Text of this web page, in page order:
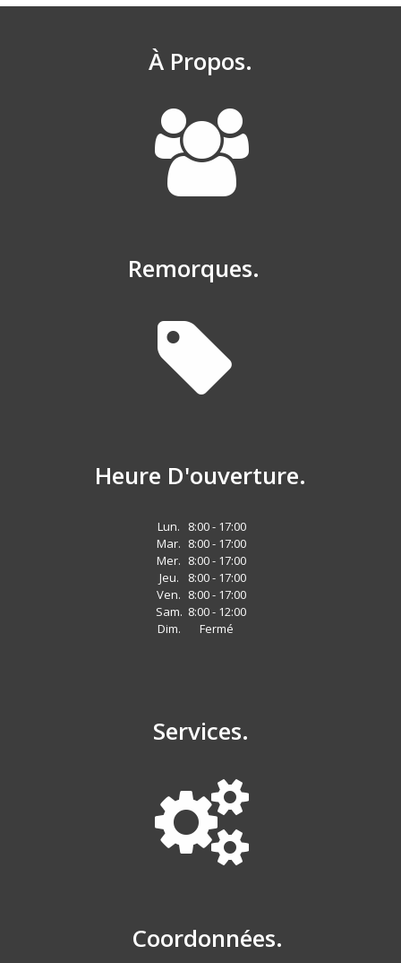
À Propos.
Remorques.
Heure D'ouverture.
Lun.
8:00 - 17:00
Mar. 8:00 - 17:00
Mer. 8:00 - 17:00
Jeu.
8:00 - 17:00
Ven. 8:00 - 17:00
Sam. 8:00 - 12:00
Dim.
Fermé
Services.
Coordonnées.